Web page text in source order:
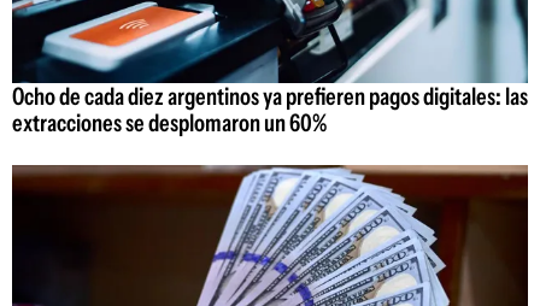
Ocho de cada diez argentinos ya prefieren pagos digitales: las
extracciones se desplomaron un 60%